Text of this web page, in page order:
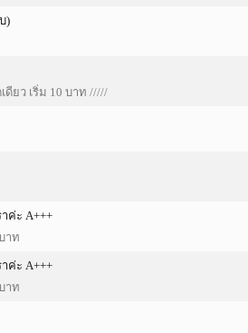
)
ดียว เริ่ม 10 บาท /////
ค่ะ A+++
าท
ค่ะ A+++
าท